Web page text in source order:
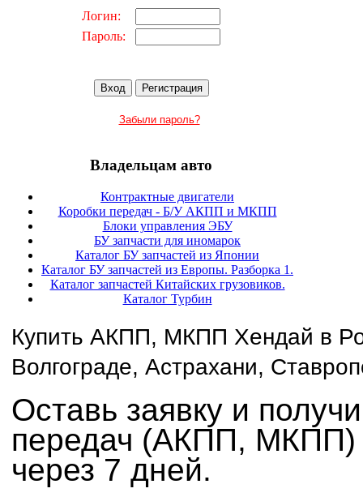
Логин:
Пароль:
Забыли пароль?
Владельцам авто
Контрактные двигатели
Коробки передач - Б/У АКПП и МКПП
Блоки управления ЭБУ
БУ запчасти для иномарок
Каталог БУ запчастей из Японии
Каталог БУ запчастей из Европы. Разборка 1.
Каталог запчастей Китайских грузовиков.
Каталог Турбин
Купить АКПП, МКПП Хендай в
Волгограде, Астрахани,
Оставь заявку и
передач (АКПП, МКПП)
через 7 дней.